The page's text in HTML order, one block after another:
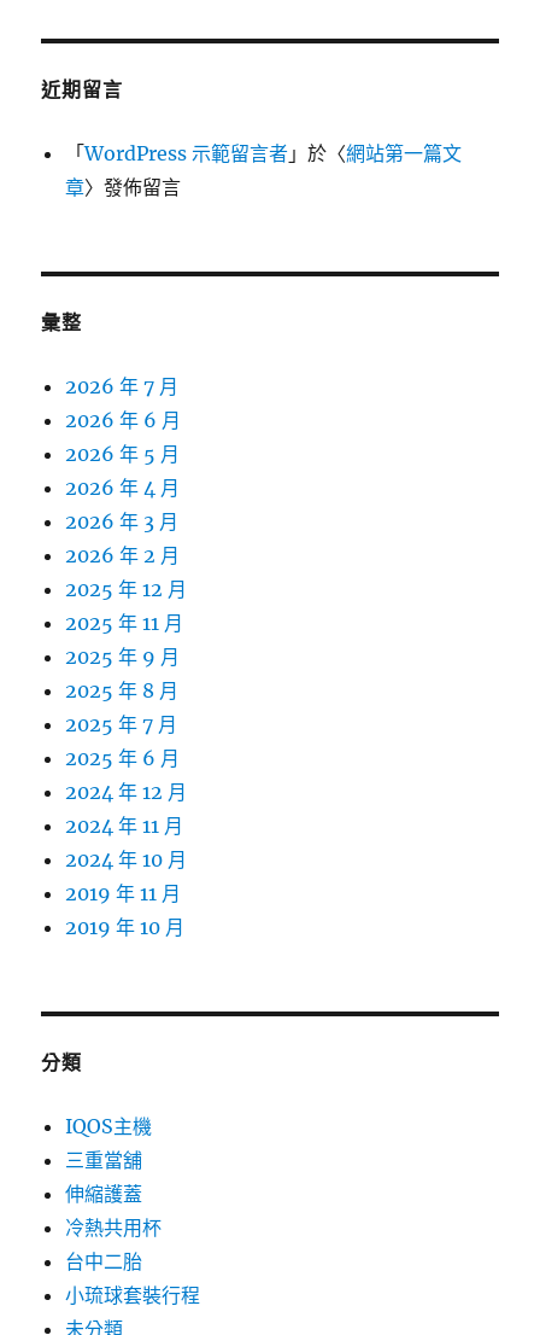
近期留言
「WordPress 示範留言者 」於〈網站第一篇文
章〉發佈留言
彙整
2026 年 7 月
2026 年 6 月
2026 年 5 月
2026 年 4 月
2026 年 3 月
2026 年 2 月
2025 年 12 月
2025 年 11 月
2025 年 9 月
2025 年 8 月
2025 年 7 月
2025 年 6 月
2024 年 12 月
2024 年 11 月
2024 年 10 月
2019 年 11 月
2019 年 10 月
分類
IQOS主機
三重當舖
伸縮護蓋
冷熱共用杯
台中二胎
小琉球套裝行程
未分類